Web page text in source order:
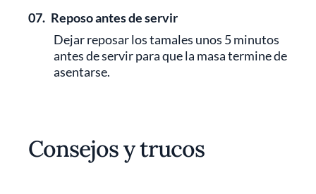
07. Reposo antes de servir
Dejar reposar los tamales unos 5 minutos
antes de servir para que la masa termine de
asentarse.
Consejos y trucos